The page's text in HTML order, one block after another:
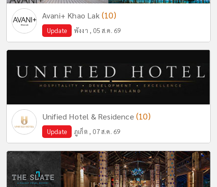
Avani+ Khao Lak (10)
Update พังงา , 05 ส.ค. 69
Unified Hotel & Residence (10)
Update ภูเก็ต , 07 ส.ค. 69